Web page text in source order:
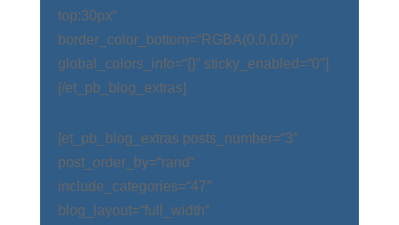
top:30px“
border_color_bottom=“RGBA(0,0,0,0)“
global_colors_info=“{}“ sticky_enabled=“0″]
[/et_pb_blog_extras]
[et_pb_blog_extras posts_number=“3″
post_order_by=“rand“
include_categories=“47″
blog_layout=“full_width“